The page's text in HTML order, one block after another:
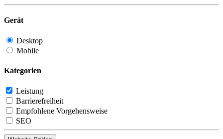
Gerät
Desktop
Mobile
Kategorien
Leistung
Barrierefreiheit
Empfohlene Vorgehensweise
SEO